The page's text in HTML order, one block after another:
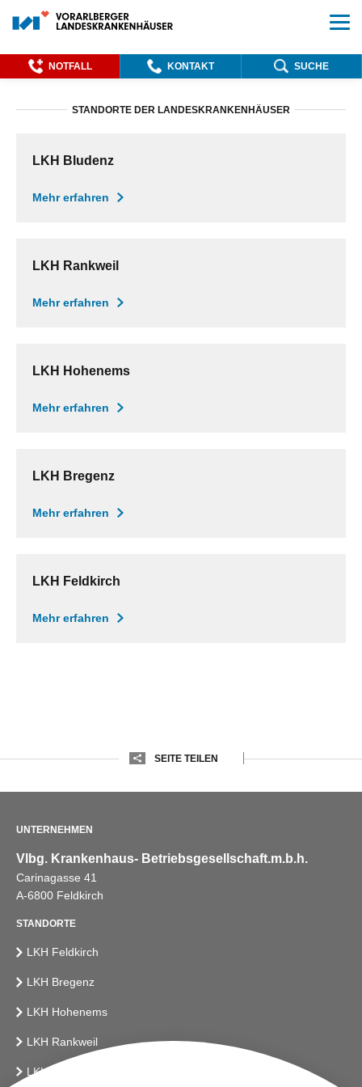
NOTFALL KONTAKT SUCHE
STANDORTE DER LANDESKRANKENHÄUSER
LKH Bludenz
Mehr erfahren
LKH Rankweil
Mehr erfahren
LKH Hohenems
Mehr erfahren
LKH Bregenz
Mehr erfahren
LKH Feldkirch
Mehr erfahren
SEITE TEILEN
UNTERNEHMEN
Vlbg. Krankenhaus- Betriebsgesellschaft.m.b.h.
Carinagasse 41
A-6800 Feldkirch
STANDORTE
LKH Feldkirch
LKH Bregenz
LKH Hohenems
LKH Rankweil
LKH Bludenz